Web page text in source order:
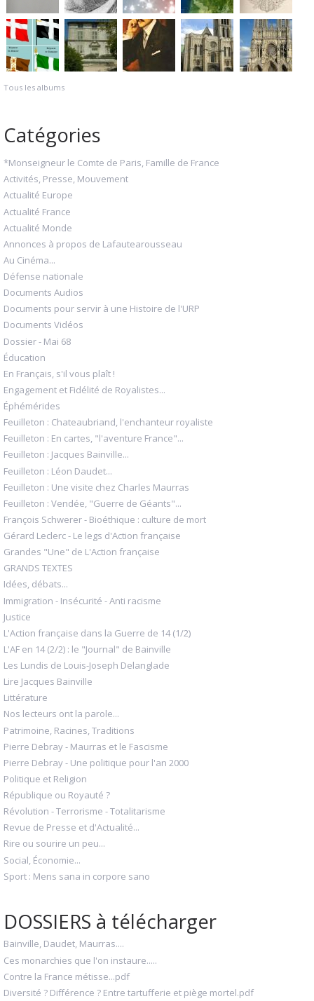
Tous les albums
Catégories
*Monseigneur le Comte de Paris, Famille de France
Activités, Presse, Mouvement
Actualité Europe
Actualité France
Actualité Monde
Annonces à propos de Lafautearousseau
Au Cinéma...
Défense nationale
Documents Audios
Documents pour servir à une Histoire de l'URP
Documents Vidéos
Dossier - Mai 68
Éducation
En Français, s'il vous plaît !
Engagement et Fidélité de Royalistes...
Éphémérides
Feuilleton : Chateaubriand, l'enchanteur royaliste
Feuilleton : En cartes, "l'aventure France"...
Feuilleton : Jacques Bainville...
Feuilleton : Léon Daudet...
Feuilleton : Une visite chez Charles Maurras
Feuilleton : Vendée, "Guerre de Géants"...
François Schwerer - Bioéthique : culture de mort
Gérard Leclerc - Le legs d'Action française
Grandes "Une" de L'Action française
GRANDS TEXTES
Idées, débats...
Immigration - Insécurité - Anti racisme
Justice
L'Action française dans la Guerre de 14 (1/2)
L'AF en 14 (2/2) : le "Journal" de Bainville
Les Lundis de Louis-Joseph Delanglade
Lire Jacques Bainville
Littérature
Nos lecteurs ont la parole...
Patrimoine, Racines, Traditions
Pierre Debray - Maurras et le Fascisme
Pierre Debray - Une politique pour l'an 2000
Politique et Religion
République ou Royauté ?
Révolution - Terrorisme - Totalitarisme
Revue de Presse et d'Actualité...
Rire ou sourire un peu...
Social, Économie...
Sport : Mens sana in corpore sano
DOSSIERS à télécharger
Bainville, Daudet, Maurras....
Ces monarchies que l'on instaure.....
Contre la France métisse...pdf
Diversité ? Différence ? Entre tartufferie et piège mortel.pdf